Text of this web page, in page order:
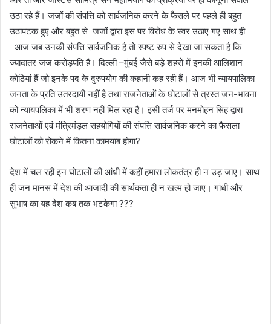
उठा रहे हैं। जजों की संपत्ति को सार्वजनिक करने के फैसले पर पहले ही बहुत
उठापटक हुए और बहुत से जजों द्वारा इस पर विरोध के स्वर उठाए गए साथ ही
आज जब उनकी संपत्ति सार्वजनिक है तो स्पष्ट रुप से देखा जा सकता है कि
ज्यादातर जज करोड़पति हैं। दिल्ली –मुंबई जैसे बड़े शहरों में इनकी आलिशान
कोठियां हैं जो इनके पद के दुरुपयोग की कहानी कह रही हैं। आज भी न्यायपालिका
जनता के प्रति उतरदायी नहीं है तथा राजनेताओं के घोटालों से त्रस्त जन-भावना
को न्यायपलिका में भी शरण नहीं मिल रहा है। इसी तर्ज पर मनमोहन सिंह द्वारा
राजनेताओं एवं मंत्रिमंड़ल सहयोगियों की संपत्ति सार्वजनिक करने का फैसला
घोटालों को रोकने में कितना कामयाब होगा?
देश में चल रही इन घोटालों की आंधी में कहीं हमारा लोकतंत्र ही न उड़ जाए। साथ
ही जन मानस में देश की आजादी की सार्थकता ही न खत्म हो जाए। गांधी और
सुभाष का यह देश कब तक भटकेगा ???